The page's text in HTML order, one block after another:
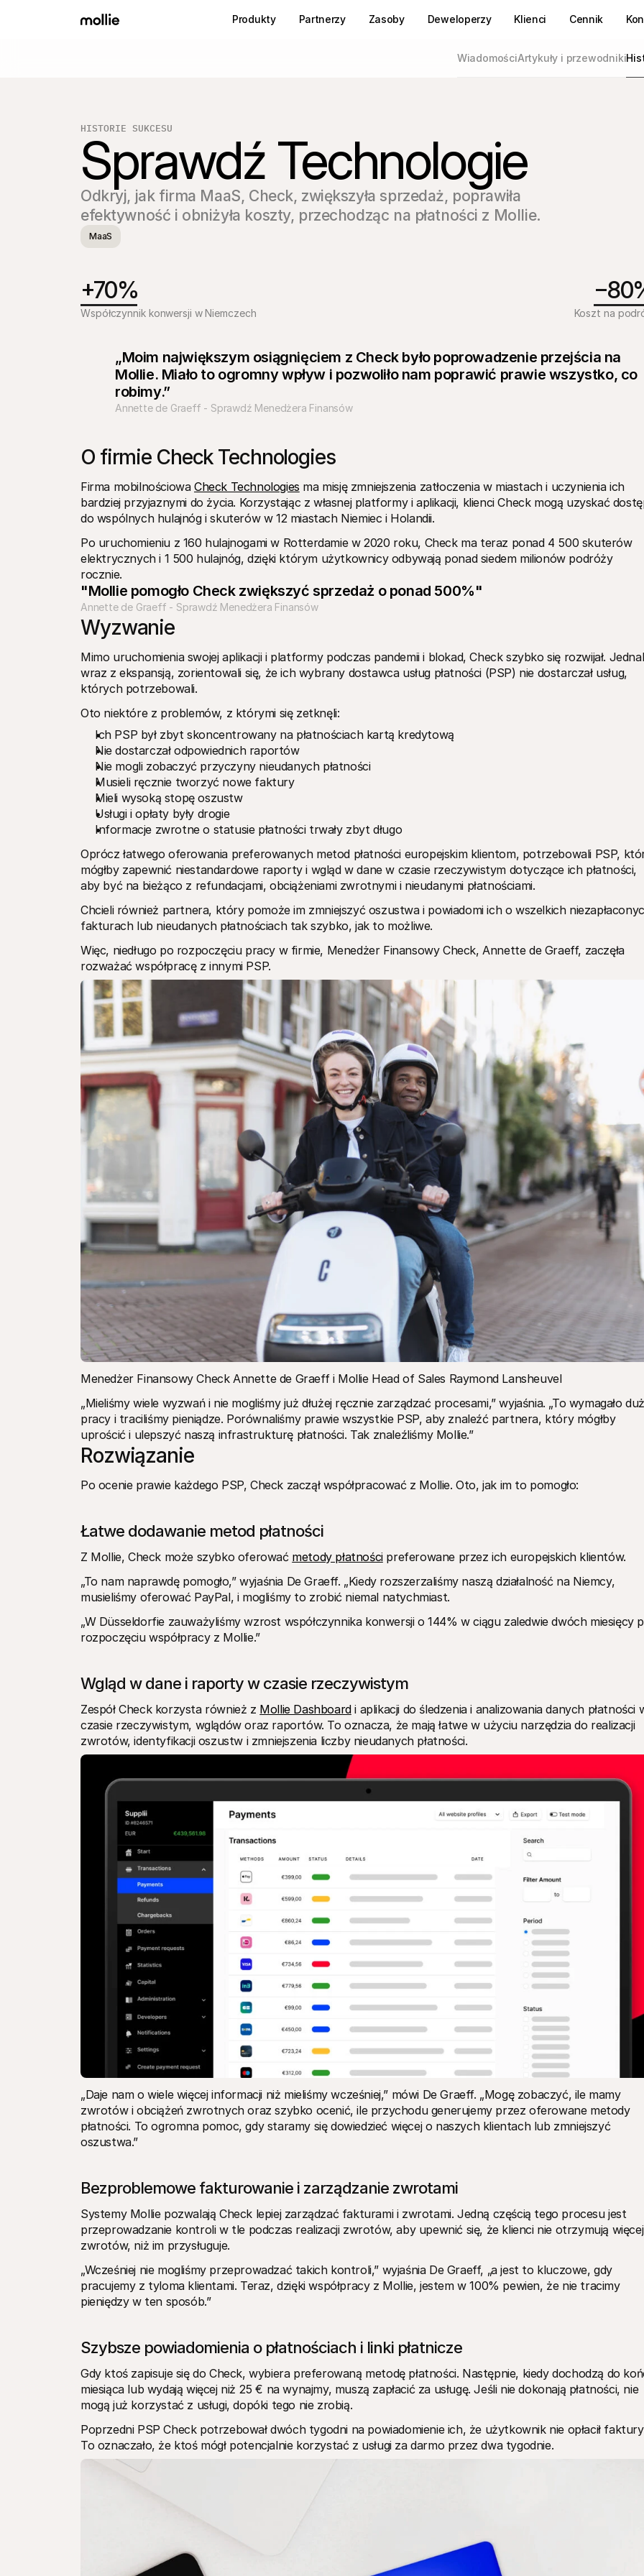
Produkty Partnerzy Zasoby Deweloperzy Klienci Cennik
WiadomościArtykuły i przewodniki
HISTORIE SUKCESU
Sprawdź Technologie
Odkryj, jak firma MaaS, Check, zwiększyła sprzedaż, poprawiła
efektywność i obniżyła koszty, przechodząc na płatności z Mollie.
MaaS
+70%
Współczynnik konwersji w Niemczech Koszt na
„Moim największym osiągnięciem z Check było poprowadzenie przejścia na
Mollie. Miało to ogromny wpływ i pozwoliło nam poprawić prawie wszystko, co
robimy.”
Annette de Graeff - Sprawdź Menedżera Finansów
O firmie Check Technologies
Firma mobilnościowa Check Technologies ma misję zmniejszenia zatłoczenia w miastach i uczynienia ich
bardziej przyjaznymi do życia. Korzystając z własnej platformy i aplikacji, klienci Check mogą uzyskać
do wspólnych hulajnóg i skuterów w 12 miastach Niemiec i Holandii.
Po uruchomieniu z 160 hulajnogami w Rotterdamie w 2020 roku, Check ma teraz ponad 4 500 skuterów
elektrycznych i 1 500 hulajnóg, dzięki którym użytkownicy odbywają ponad siedem milionów podróży
rocznie.
"Mollie pomogło Check zwiększyć sprzedaż o ponad 500%"
Annette de Graeff - Sprawdź Menedżera Finansów
Wyzwanie
Mimo uruchomienia swojej aplikacji i platformy podczas pandemii i blokad, Check szybko się rozwijał.
wraz z ekspansją, zorientowali się, że ich wybrany dostawca usług płatności (PSP) nie dostarczał usług,
których potrzebowali.
Oto niektóre z problemów, z którymi się zetknęli:
Ich PSP był zbyt skoncentrowany na płatnościach kartą kredytową
Nie dostarczał odpowiednich raportów
Nie mogli zobaczyć przyczyny nieudanych płatności
Musieli ręcznie tworzyć nowe faktury
Mieli wysoką stopę oszustw
Usługi i opłaty były drogie
Informacje zwrotne o statusie płatności trwały zbyt długo
Oprócz łatwego oferowania preferowanych metod płatności europejskim klientom, potrzebowali PSP,
mógłby zapewnić niestandardowe raporty i wgląd w dane w czasie rzeczywistym dotyczące ich płatności,
aby być na bieżąco z refundacjami, obciążeniami zwrotnymi i nieudanymi płatnościami.
Chcieli również partnera, który pomoże im zmniejszyć oszustwa i powiadomi ich o wszelkich
fakturach lub nieudanych płatnościach tak szybko, jak to możliwe.
Więc, niedługo po rozpoczęciu pracy w firmie, Menedżer Finansowy Check, Annette de Graeff, zaczęła
rozważać współpracę z innymi PSP.
Menedżer Finansowy Check Annette de Graeff i Mollie Head of Sales Raymond Lansheuvel
„Mieliśmy wiele wyzwań i nie mogliśmy już dłużej ręcznie zarządzać procesami,” wyjaśnia. „To wymagało
pracy i traciliśmy pieniądze. Porównaliśmy prawie wszystkie PSP, aby znaleźć partnera, który mógłby
uprościć i ulepszyć naszą infrastrukturę płatności. Tak znaleźliśmy Mollie.”
Rozwiązanie
Po ocenie prawie każdego PSP, Check zaczął współpracować z Mollie. Oto, jak im to pomogło:
Łatwe dodawanie metod płatności
Z Mollie, Check może szybko oferować metody płatności preferowane przez ich europejskich klientów.
„To nam naprawdę pomogło,” wyjaśnia De Graeff. „Kiedy rozszerzaliśmy naszą działalność na Niemcy,
musieliśmy oferować PayPal, i mogliśmy to zrobić niemal natychmiast.
„W Düsseldorfie zauważyliśmy wzrost współczynnika konwersji o 144% w ciągu zaledwie dwóch miesięcy
rozpoczęciu współpracy z Mollie.”
Wgląd w dane i raporty w czasie rzeczywistym
Zespół Check korzysta również z Mollie Dashboard i aplikacji do śledzenia i analizowania danych płatności
czasie rzeczywistym, wglądów oraz raportów. To oznacza, że mają łatwe w użyciu narzędzia do realizacji
zwrotów, identyfikacji oszustw i zmniejszenia liczby nieudanych płatności.
„Daje nam o wiele więcej informacji niż mieliśmy wcześniej,” mówi De Graeff. „Mogę zobaczyć, ile mamy
zwrotów i obciążeń zwrotnych oraz szybko ocenić, ile przychodu generujemy przez oferowane metody
płatności. To ogromna pomoc, gdy staramy się dowiedzieć więcej o naszych klientach lub zmniejszyć
oszustwa.”
Bezproblemowe fakturowanie i zarządzanie zwrotami
Systemy Mollie pozwalają Check lepiej zarządzać fakturami i zwrotami. Jedną częścią tego procesu jest
przeprowadzanie kontroli w tle podczas realizacji zwrotów, aby upewnić się, że klienci nie otrzymują więcej
zwrotów, niż im przysługuje.
„Wcześniej nie mogliśmy przeprowadzać takich kontroli,” wyjaśnia De Graeff, „a jest to kluczowe, gdy
pracujemy z tyloma klientami. Teraz, dzięki współpracy z Mollie, jestem w 100% pewien, że nie tracimy
pieniędzy w ten sposób.”
Szybsze powiadomienia o płatnościach i linki płatnicze
Gdy ktoś zapisuje się do Check, wybiera preferowaną metodę płatności. Następnie, kiedy dochodzą do
miesiąca lub wydają więcej niż 25 € na wynajmy, muszą zapłacić za usługę. Jeśli nie dokonają płatności, nie
mogą już korzystać z usługi, dopóki tego nie zrobią.
Poprzedni PSP Check potrzebował dwóch tygodni na powiadomienie ich, że użytkownik nie opłacił
To oznaczało, że ktoś mógł potencjalnie korzystać z usługi za darmo przez dwa tygodnie.